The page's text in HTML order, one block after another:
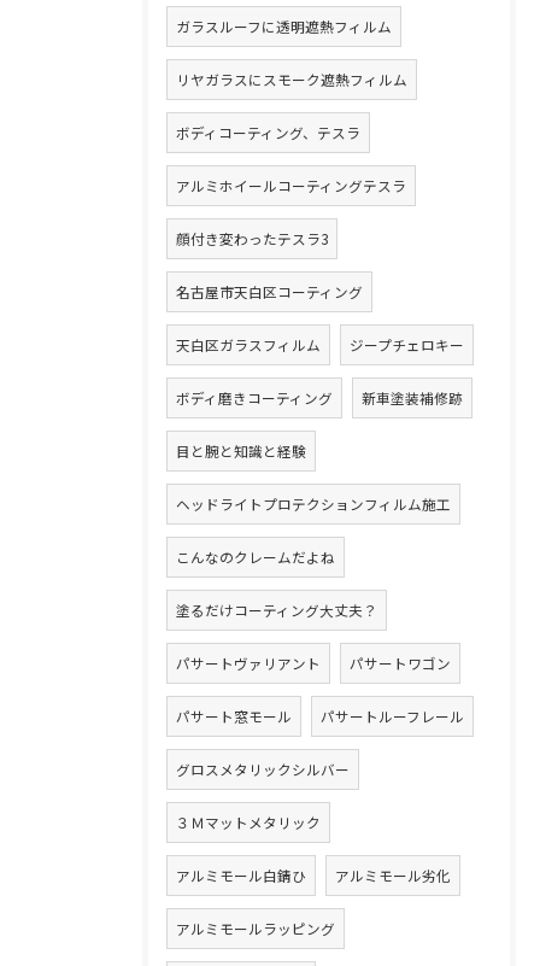
ガラスルーフに透明遮熱フィルム
リヤガラスにスモーク遮熱フィルム
ボディコーティング、テスラ
アルミホイールコーティングテスラ
顔付き変わったテスラ3
名古屋市天白区コーティング
天白区ガラスフィルム ジープチェロキー
ボディ磨きコーティング 新車塗装補修跡
目と腕と知識と経験
ヘッドライトプロテクションフィルム施工
こんなのクレームだよね
塗るだけコーティング大丈夫？
パサートヴァリアント パサートワゴン
パサート窓モール パサートルーフレール
グロスメタリックシルバー
３Ｍマットメタリック
アルミモール白錆ひ アルミモール劣化
アルミモールラッピング